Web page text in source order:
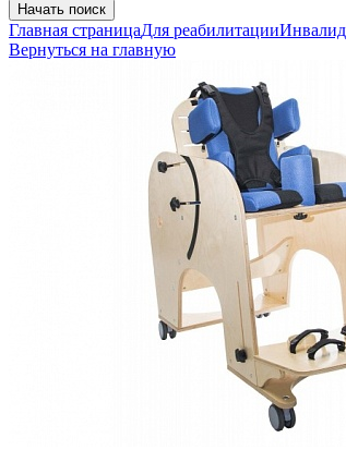
Начать поиск
Главная страницаДля реабилитации
Вернуться на главную